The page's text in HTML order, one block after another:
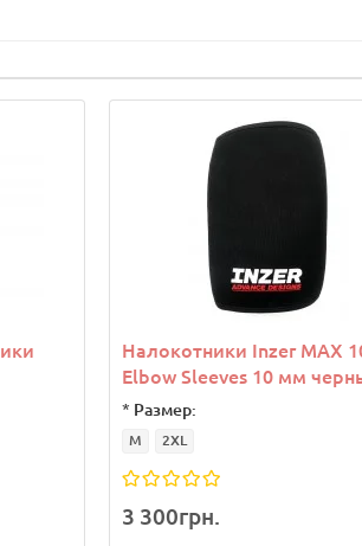
Налокотники Inzer MAX
Elbow Sleeves 10 мм
* Размер:
M 2XL
3 300грн.